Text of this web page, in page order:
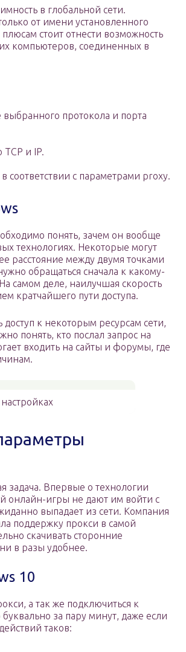
в глобальной сети.
от имени установленного
стоит отнести возможность
компьютеров, соединенных в
протокола и порта
и IP.
с параметрами proxy.
понять, зачем он вообще
технологиях. Некоторые могут
расстояние между двумя точками
обращаться сначала к какому-
самом деле, наилучшая скорость
кратчайшего пути доступа.
к некоторым ресурсам сети,
понять, кто послал запрос на
входить на сайты и форумы, где
задача. Впервые о технологии
онлайн-игры не дают им войти с
выпадает из сети. Компания
поддержку прокси в самой
скачивать сторонние
в разы удобнее.
10
а так же подключиться к
за пару минут, даже если
таков: